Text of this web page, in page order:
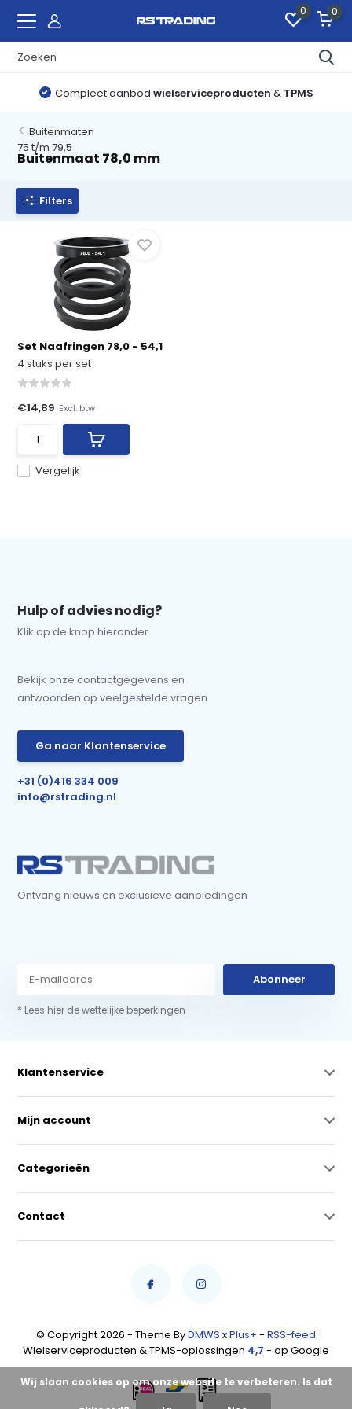
0 0
Compleet aanbod wielserviceproducten & TPMS
Buitenmaten
75 t/m 79,5
Buitenmaat 78,0 mm
Filters
Set Naafringen 78,0 - 54,1
4 stuks per set
Vergelijk
€14,89 Excl. btw
Hulp of advies nodig?
Klik op de knop hieronder
Bekijk onze contactgegevens en
antwoorden op veelgestelde vragen
Ga naar Klantenservice
+31 (0)416 334 009
info@rstrading.nl
Ontvang nieuws en exclusieve aanbiedingen
Abonneer
* Lees hier de wettelijke beperkingen
Klantenservice
Mijn account
Categorieën
Contact
© Copyright 2026 - Theme ByDMWS xPlus+ - RSS-feed
Wielserviceproducten & TPMS-oplossingen 4,7 - op Google
Wij slaan cookies op om onze website te verbeteren. Is dat